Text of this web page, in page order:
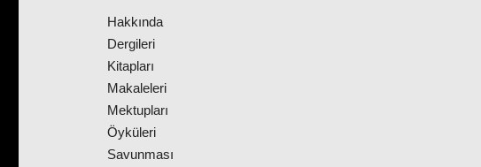
Hakkında
Dergileri
Kitapları
Makaleleri
Mektupları
Öyküleri
Savunması